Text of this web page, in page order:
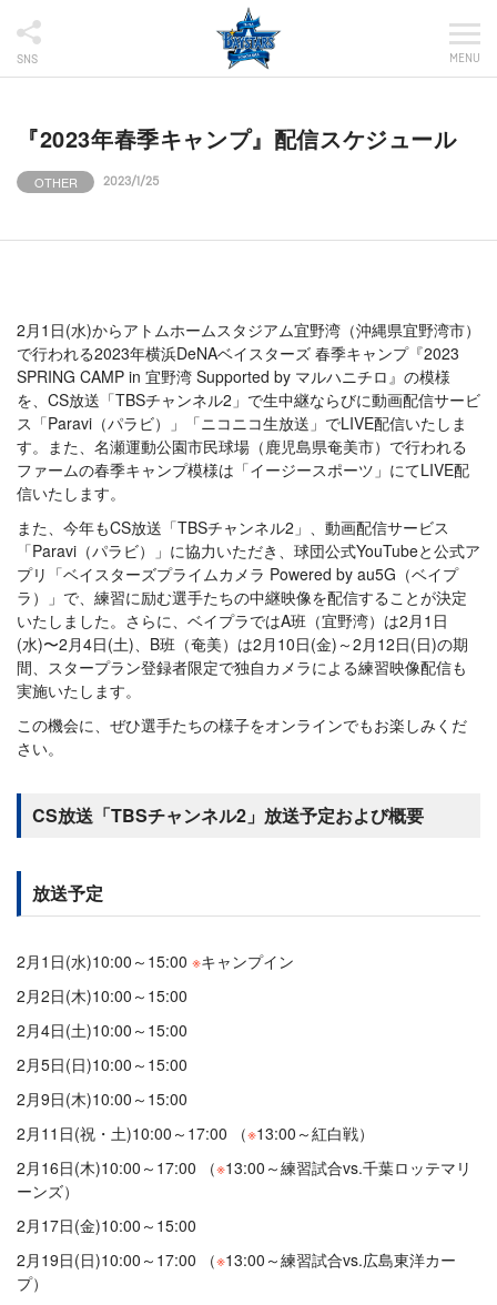
SNS MENU
『2023年春季キャンプ』配信スケジュール
OTHER 2023/1/25
2月1日(水)からアトムホームスタジアム宜野湾（沖縄県宜野湾市）
で行われる2023年横浜DeNAベイスターズ 春季キャンプ『2023
SPRING CAMP in 宜野湾 Supported by マルハニチロ』の模様
を、CS放送「TBSチャンネル2」で生中継ならびに動画配信サービ
ス「Paravi（パラビ）」「ニコニコ生放送」でLIVE配信いたしま
す。また、名瀬運動公園市民球場（鹿児島県奄美市）で行われる
ファームの春季キャンプ模様は「イージースポーツ」にてLIVE配
信いたします。
また、今年もCS放送「TBSチャンネル2」、動画配信サービス
「Paravi（パラビ）」に協力いただき、球団公式YouTubeと公式ア
プリ「ベイスターズプライムカメラ Powered by au5G（ベイプ
ラ）」で、練習に励む選手たちの中継映像を配信することが決定
いたしました。さらに、ベイプラではA班（宜野湾）は2月1日
(水)〜2月4日(土)、B班（奄美）は2月10日(金)～2月12日(日)の期
間、スタープラン登録者限定で独自カメラによる練習映像配信も
実施いたします。
この機会に、ぜひ選手たちの様子をオンラインでもお楽しみくだ
さい。
CS放送「TBSチャンネル2」放送予定および概要
放送予定
2月1日(水)10:00～15:00 ※キャンプイン
2月2日(木)10:00～15:00
2月4日(土)10:00～15:00
2月5日(日)10:00～15:00
2月9日(木)10:00～15:00
2月11日(祝・土)10:00～17:00 （※13:00～紅白戦）
2月16日(木)10:00～17:00 （※13:00～練習試合vs.千葉ロッテマリ
ーンズ）
2月17日(金)10:00～15:00
2月19日(日)10:00～17:00 （※13:00～練習試合vs.広島東洋カー
プ）